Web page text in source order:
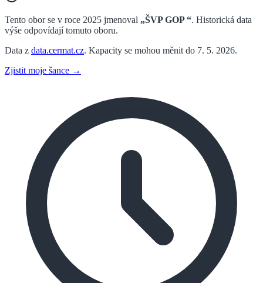
Tento obor se v roce 2025 jmenoval „ŠVP GOP“. Historická data
výše odpovídají tomuto oboru.
Data z data.cermat.cz. Kapacity se mohou měnit do 7. 5. 2026.
Zjistit moje šance →